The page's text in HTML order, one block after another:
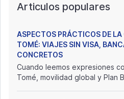
Articulos populares
ASPECTOS PRÁCTICOS DE
TOMÉ: VIAJES SIN VISA,
CONCRETOS
Cuando leemos expresiones
Tomé, movilidad global y Plan